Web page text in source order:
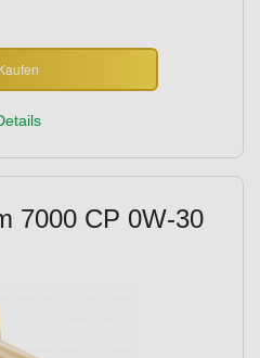
7000 CP 0W-30